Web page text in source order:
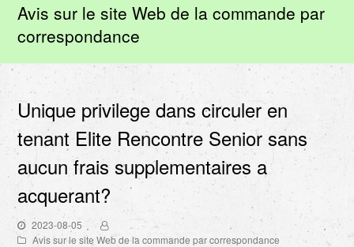
Avis sur le site Web de la commande par
correspondance
Unique privilege dans circuler en
tenant Elite Rencontre Senior sans
aucun frais supplementaires a
acquerant?
2023-08-05
Avis sur le site Web de la commande par correspondance